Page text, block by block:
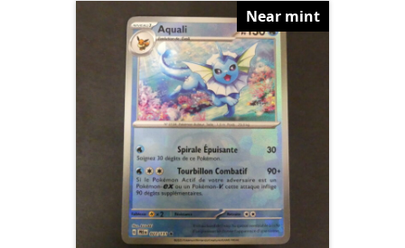
Near mint